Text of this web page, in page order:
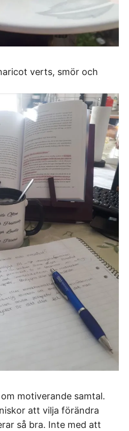
verts, smör och
motiverande samtal.
att vilja förändra
så bra. Inte med att